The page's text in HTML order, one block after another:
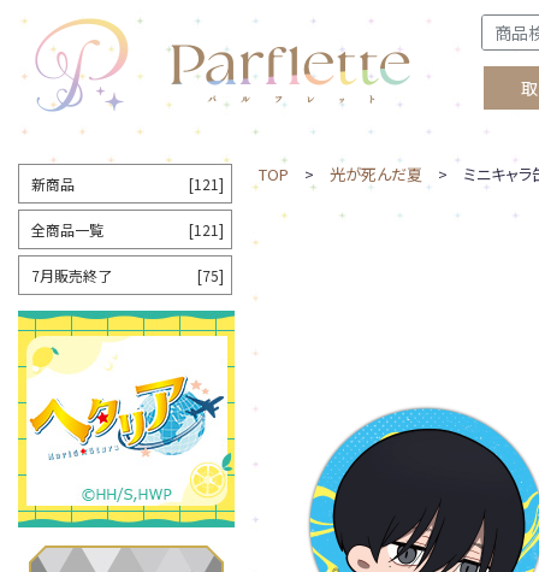
TOP > 光が死んだ夏 > ミニキャラ缶
新商品 [121]
全商品一覧 [121]
7月販売終了 [75]